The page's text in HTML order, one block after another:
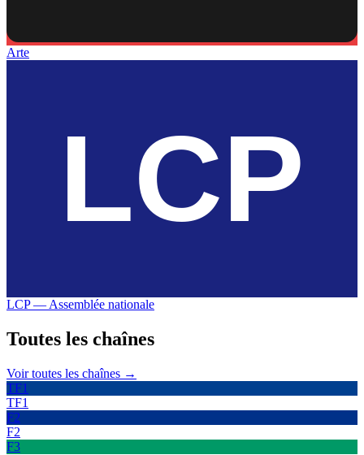
Arte
LCP — Assemblée nationale
Toutes les chaînes
Voir toutes les chaînes →
TF1
TF1
F2
F2
F3